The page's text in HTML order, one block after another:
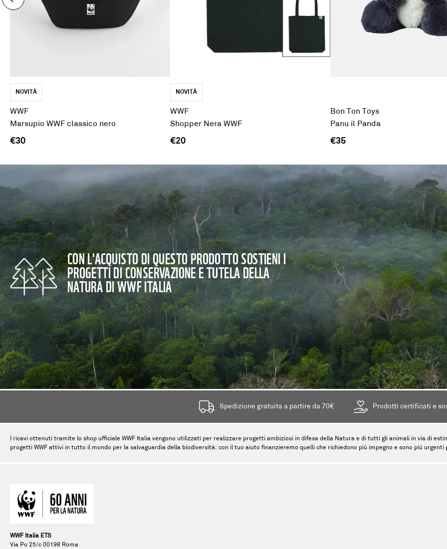
NOVITÀ
WWF
Marsupio WWF classico nero
€30
NOVITÀ
WWF
Shopper Nera WWF
€20
Bon Ton Toys
Panu il Panda
€35
CON L'ACQUISTO DI QUESTO PRODOTTO SOSTIENI I
PROGETTI DI CONSERVAZIONE E TUTELA DELLA
NATURA DI WWF ITALIA
Spedizione gratuita a partire da 70€ Prodotti certificati e
I ricavi ottenuti tramite lo shop ufficiale WWF Italia vengono utilizzati per realizzare progetti ambiziosi in difesa della Natura e di tutti gli animali in via di
progetti WWF attivi in tutto il mondo per la salvaguardia della biodiversità: con il tuo aiuto finanzieremo quelli che richiedono più impegno e sono più
WWF Italia ETS
Via Po 25/c 00198 Roma